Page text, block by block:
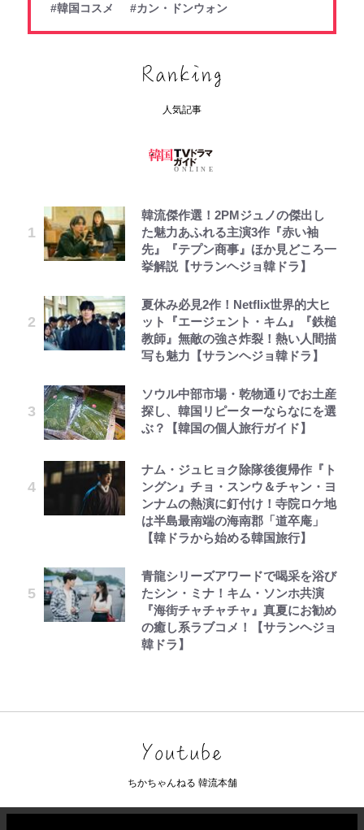
#韓国コスメ
#カン・ドンウォン
人気記事
韓流傑作選！2PMジュノの傑出し
た魅力あふれる主演3作『赤い袖
先』『テプン商事』ほか見どころ一
挙解説【サランヘジョ韓ドラ】
夏休み必見2作！Netflix世界的大ヒ
ット『エージェント・キム』『鉄槌
教師』無敵の強さ炸裂！熱い人間描
写も魅力【サランヘジョ韓ドラ】
ソウル中部市場・乾物通りでお土産
探し、韓国リピーターならなにを選
ぶ？【韓国の個人旅行ガイド】
ナム・ジュヒョク除隊後復帰作『ト
ングン』チョ・スンウ＆チャン・ヨ
ンナムの熱演に釘付け！寺院ロケ地
は半島最南端の海南郡「道卒庵」
【韓ドラから始める韓国旅行】
青龍シリーズアワードで喝采を浴び
たシン・ミナ！キム・ソンホ共演
『海街チャチャチャ』真夏にお勧め
の癒し系ラブコメ！【サランヘジョ
韓ドラ】
ちかちゃんねる 韓流本舗